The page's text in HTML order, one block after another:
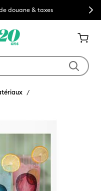
douane & taxes Next